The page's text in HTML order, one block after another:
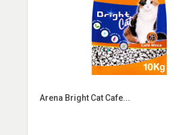
Arena Bright Cat Cafe...